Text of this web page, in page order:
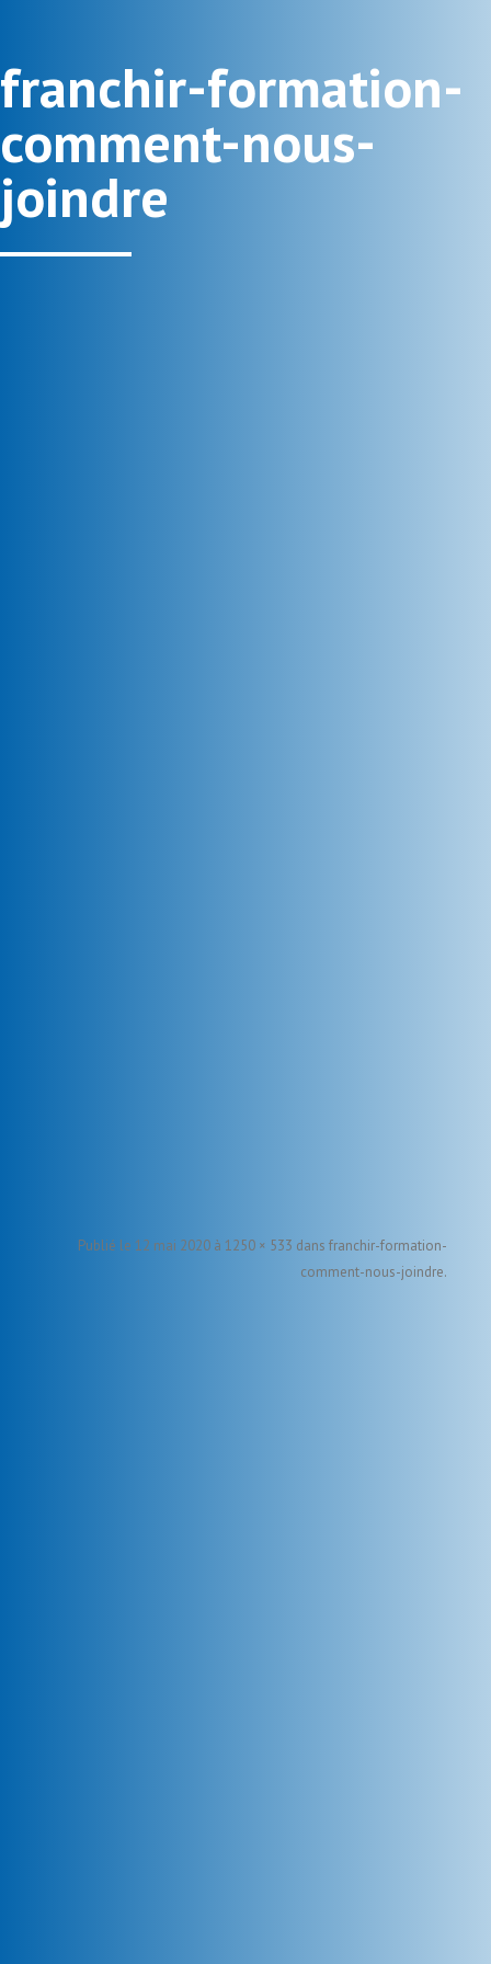
franchir-formation-
comment-nous-
joindre
Publié le 12 mai 2020 à 1250 × 533 dans franchir-formation-
comment-nous-joindre.